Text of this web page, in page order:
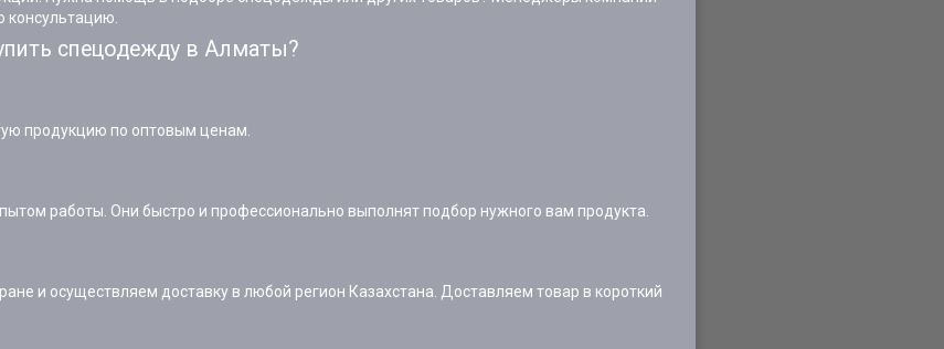
консультацию.
спецодежду в Алматы?
продукцию по оптовым ценам.
работы. Они быстро и профессионально выполнят подбор нужного вам продукта.
и осуществляем доставку в любой регион Казахстана. Доставляем товар в короткий